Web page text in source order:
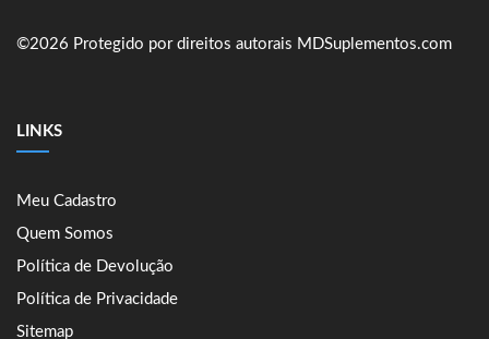
©2026 Protegido por direitos autorais MDSuplementos.com
LINKS
Meu Cadastro
Quem Somos
Política de Devolução
Política de Privacidade
Sitemap